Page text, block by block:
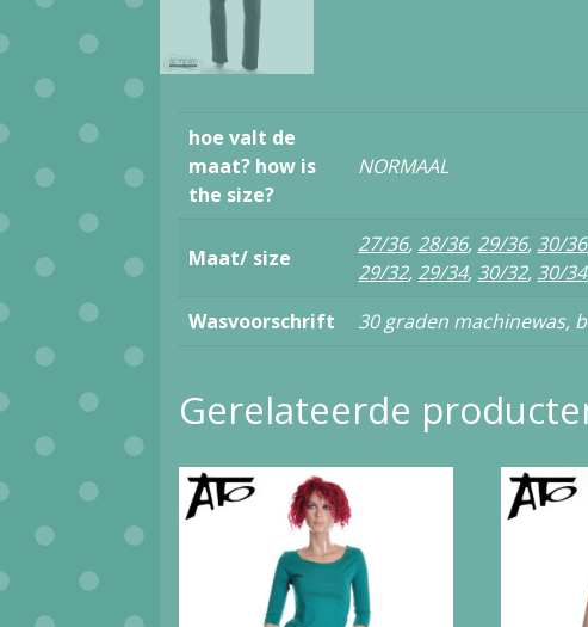
hoe valt de
maat? how is
the size?
NORMAAL
Maat/ size
27/36, 28/36, 29/36, 30/36
29/32, 29/34, 30/32, 30/34
Wasvoorschrift
30 graden machinewas,
Gerelateerde